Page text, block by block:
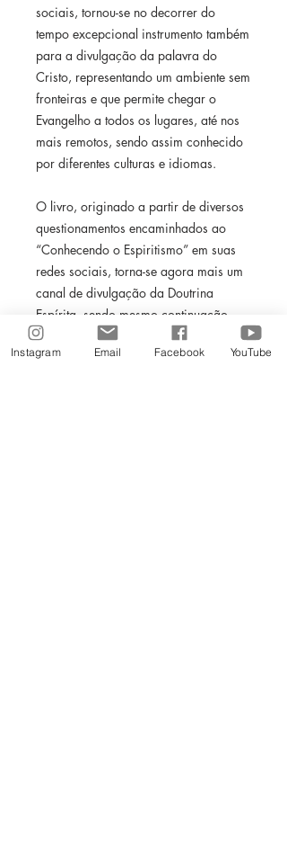
sociais, tornou-se no decorrer do
tempo excepcional instrumento também
para a divulgação da palavra do
Cristo, representando um ambiente sem
fronteiras e que permite chegar o
Evangelho a todos os lugares, até nos
mais remotos, sendo assim conhecido
por diferentes culturas e idiomas.
O livro, originado a partir de diversos
questionamentos encaminhados ao
“Conhecendo o Espiritismo” em suas
redes sociais, torna-se agora mais um
canal de divulgação da Doutrina
Espírita, sendo mesmo continuação
daquele trabalho inicial, trazendo no
formato de perguntas e respostas
Instagram Email Facebook YouTube